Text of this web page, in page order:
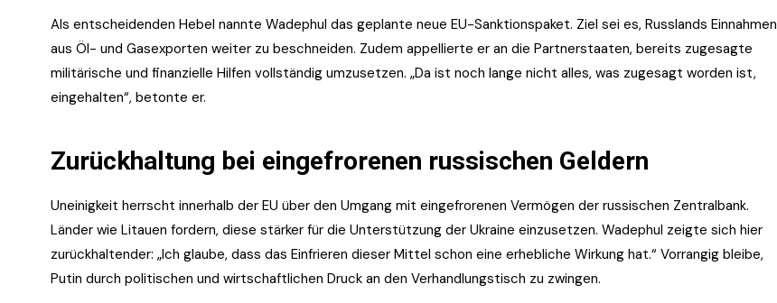
Als entscheidenden Hebel nannte Wadephul das geplante neue EU-Sanktionspaket. Ziel sei es, Russlands Einnahmen
aus Öl- und Gasexporten weiter zu beschneiden. Zudem appellierte er an die Partnerstaaten, bereits zugesagte
militärische und finanzielle Hilfen vollständig umzusetzen. „Da ist noch lange nicht alles, was zugesagt worden ist,
eingehalten“, betonte er.
Zurückhaltung bei eingefrorenen russischen Geldern
Uneinigkeit herrscht innerhalb der EU über den Umgang mit eingefrorenen Vermögen der russischen Zentralbank.
Länder wie Litauen fordern, diese stärker für die Unterstützung der Ukraine einzusetzen. Wadephul zeigte sich hier
zurückhaltender: „Ich glaube, dass das Einfrieren dieser Mittel schon eine erhebliche Wirkung hat.“ Vorrangig bleibe,
Putin durch politischen und wirtschaftlichen Druck an den Verhandlungstisch zu zwingen.